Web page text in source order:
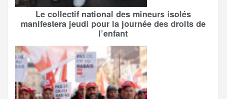
Le collectif national des mineurs isolés
manifestera jeudi pour la journée des droits de
l’enfant